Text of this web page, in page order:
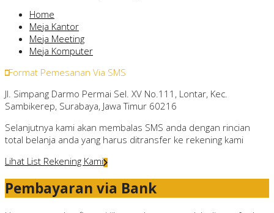
Home
Meja Kantor
Meja Meeting
Meja Komputer
Format Pemesanan Via SMS
Jl. Simpang Darmo Permai Sel. XV No.111, Lontar, Kec.
Sambikerep, Surabaya, Jawa Timur 60216
Selanjutnya kami akan membalas SMS anda dengan rincian
total belanja anda yang harus ditransfer ke rekening kami
Lihat List Rekening Kami
Pembayaran via Bank